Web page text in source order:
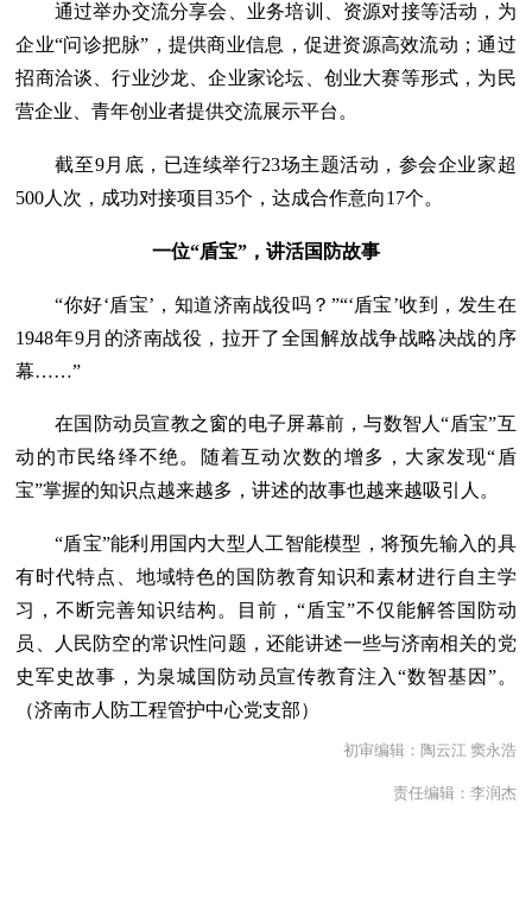
通过举办交流分享会、业务培训、资源对接等活动，为
企业“问诊把脉”，提供商业信息，促进资源高效流动；通过
招商洽谈、行业沙龙、企业家论坛、创业大赛等形式，为民
营企业、青年创业者提供交流展示平台。
截至9月底，已连续举行23场主题活动，参会企业家超
500人次，成功对接项目35个，达成合作意向17个。
一位“盾宝”，讲活国防故事
“你好‘盾宝’，知道济南战役吗？”“‘盾宝’收到，发生在
1948年9月的济南战役，拉开了全国解放战争战略决战的序
幕……”
在国防动员宣教之窗的电子屏幕前，与数智人“盾宝”互
动的市民络绎不绝。随着互动次数的增多，大家发现“盾
宝”掌握的知识点越来越多，讲述的故事也越来越吸引人。
“盾宝”能利用国内大型人工智能模型，将预先输入的具
有时代特点、地域特色的国防教育知识和素材进行自主学
习，不断完善知识结构。目前，“盾宝”不仅能解答国防动
员、人民防空的常识性问题，还能讲述一些与济南相关的党
史军史故事，为泉城国防动员宣传教育注入“数智基因”。
（济南市人防工程管护中心党支部）
初审编辑：陶云江 窦永浩
责任编辑：李润杰